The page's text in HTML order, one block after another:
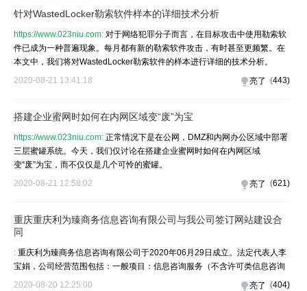
针对WastedLocker勒索软件样本的详细技术分析
https://www.023niu.com: 对于网络犯罪分子而言，在目标攻击中使用勒索软
件已成为一种普遍现象。每月都有新的勒索软件攻击，有时甚至更频繁。在
本文中，我们将对WastedLocker勒索软件的样本进行详细的技术分析。
2020-08-21 13:41:18
)
443
(
亮了
搭建企业蜜网时如何在内网区域变“废”为宝
https://www.023niu.com: 正常情况下是在公网，DMZ和内网办公区域中部署
三层蜜罐系统。今天，我们仅讨论在搭建企业蜜网时如何在内网区域
变“废”为宝，而不仅仅是几个可怜的蜜罐。
2020-08-21 12:58:02
)
621
(
亮了
重庆重庆利为臻商务信息咨询有限公司与我公司签订网站建设合
同
: 重庆利为臻商务信息咨询有限公司于2020年06月29日成立。法定代表人李
宝娟，公司经营范围包括：一般项目：信息咨询服务（不含许可类信息咨询
2020-08-20 12:25:00
)
404
(
亮了